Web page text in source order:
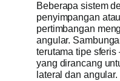
Beberapa sistem
penyimpangan
pertimbangan
angular.
terutama tipe
yang dirancang
lateral dan angular.